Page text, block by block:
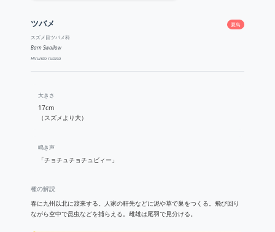
ツバメ
スズメ目ツバメ科
Barn Swallow
Hirundo rustica
夏鳥
大きさ
17cm
（スズメより大）
鳴き声
「チョチュチョチュビィー」
種の解説
春に九州以北に渡来する。人家の軒先などに泥や草で巣をつくる。飛び回り
ながら空中で昆虫などを捕らえる。雌雄は尾羽で見分ける。